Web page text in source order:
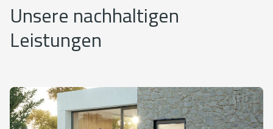
Unsere nachhaltigen
Leistungen